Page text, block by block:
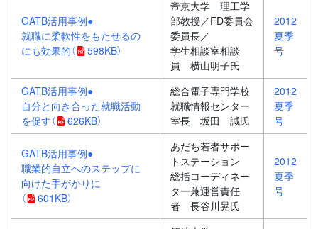
GATB活用事例●
就職に柔軟性をもたせるの
にも効果的（ 598KB）
帝京大学 理工学
部教授／FD委員会
委員長／
学生相談室相談
員 横山明子氏
2012
夏季
号
GATB活用事例●
自分と向き合った就職活動
を促す（ 626KB）
総合電子専門学校
就職情報センター
室長 坂田 誠氏
2012
夏季
号
GATB活用事例●
職業的自立へのステップに
向けた手がかりに
（
601KB）
あだち若者サポー
トステーション
総括コーディネー
ター兼運営責任
者 長谷川晃氏
2012
夏季
号